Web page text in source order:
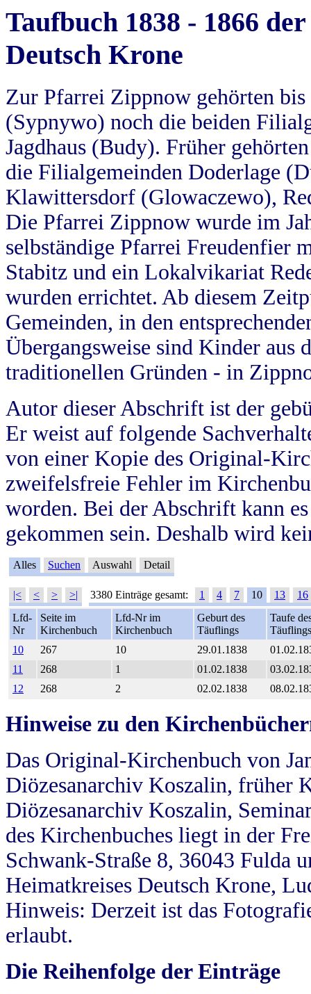
Taufbuch 1838 - 1866
Deutsch Krone
Zur Pfarrei Zippnow gehörten
(Sypnywo) noch die beiden
Jagdhaus (Budy). Früher
die Filialgemeinden Doderlage
Klawittersdorf (Glowaczewo),
Die Pfarrei Zippnow wurde im
selbständige Pfarrei Freudenfier
Stabitz und ein Lokalvikariat
wurden errichtet. Ab diesem
Gemeinden, in den
Übergangsweise sind Kinder aus
traditionellen Gründen - in
Autor dieser Abschrift ist der
Er weist auf folgende
von einer Kopie des Original-
zweifelsfreie Fehler im
worden. Bei der Abschrift kann
gekommen sein. Deshalb wird
Alles Suchen Auswahl Detail
|< < > >| 3380 Einträge gesamt: 1 4 7 10 13
16
Lfd-
Nr
Seite im
Kirchenbuch
Lfd-Nr im
Kirchenbuch
Geburt des
Täuflings
Taufe
Täuflings
10
267 10 29.01.1838
11
268 1 01.02.1838
12
268 2 02.02.1838
Hinweise zu den
Das Original-Kirchenbuch von
Diözesanarchiv Koszalin, früher
Diözesanarchiv Koszalin,
des Kirchenbuches liegt in der
Schwank-Straße 8, 36043 Fulda
Heimatkreises Deutsch Krone,
Hinweis: Derzeit ist das
erlaubt.
Die Reihenfolge der Einträge